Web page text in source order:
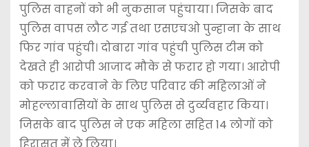
पुलिस वाहनों को भी नुकसान पहुंचाया। जिसके बाद
पुलिस वापस लौट गई तथा एसएचओ पुन्हाना के साथ
फिर गांव पहुंची। दोबारा गांव पहुंची पुलिस टीम को
देखते ही आरोपी आजाद मौके से फरार हो गया। आरोपी
को फरार करवाने के लिए परिवार की महिलाओं ने
मोहल्लावासियों के साथ पुलिस से दुर्व्यवहार किया।
जिसके बाद पुलिस ने एक महिला सहित 14 लोगों को
हिरासत में ले लिया।